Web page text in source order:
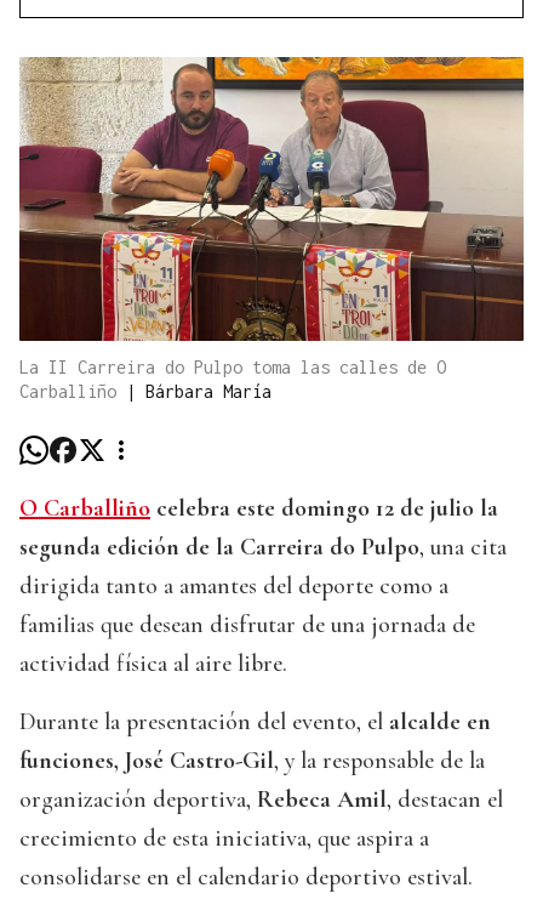
La II Carreira do Pulpo toma las calles de O
Carballiño
| Bárbara María
O Carballiño celebra este domingo 12 de julio la
segunda edición de la Carreira do Pulpo, una cita
dirigida tanto a amantes del deporte como a
familias que desean disfrutar de una jornada de
actividad física al aire libre.
Durante la presentación del evento, el alcalde en
funciones, José Castro-Gil, y la responsable de la
organización deportiva, Rebeca Amil, destacan el
crecimiento de esta iniciativa, que aspira a
consolidarse en el calendario deportivo estival.